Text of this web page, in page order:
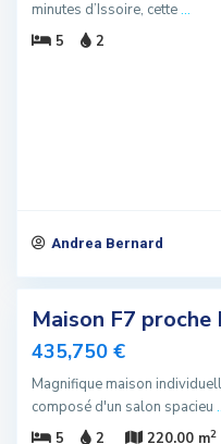
minutes d’Issoire, cette...
5
2
Andrea Bernard
Maison F7 proche
435,750 €
Magnifique maison
composé d'un salon spacieu
5
2 220.00 m2